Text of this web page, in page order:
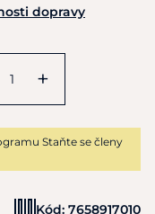
dopravy
+
Staňte se členy
Kód: 7658917010